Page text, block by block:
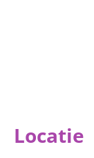
Locatie